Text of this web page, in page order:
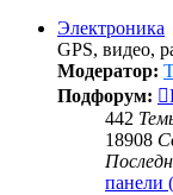
Электроника
GPS, видео,
Модератор:
Подфорум:
442
18908
панели